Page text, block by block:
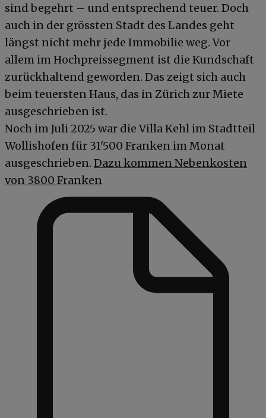
sind begehrt – und entsprechend teuer. Doch
auch in der grössten Stadt des Landes geht
längst nicht mehr jede Immobilie weg. Vor
allem im Hochpreissegment ist die Kundschaft
zurückhaltend geworden. Das zeigt sich auch
beim teuersten Haus, das in Zürich zur Miete
ausgeschrieben ist.
Noch im Juli 2025 war die Villa Kehl im Stadtteil
Wollishofen für 31'500 Franken im Monat
ausgeschrieben. Dazu kommen Nebenkosten
von 3800 Franken